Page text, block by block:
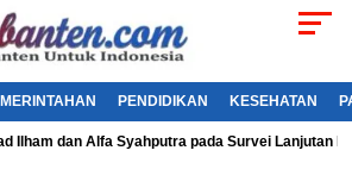
PENDIDIKAN KESEHATAN
Ilham dan Alfa Syahputra pada Survei Lanjutan